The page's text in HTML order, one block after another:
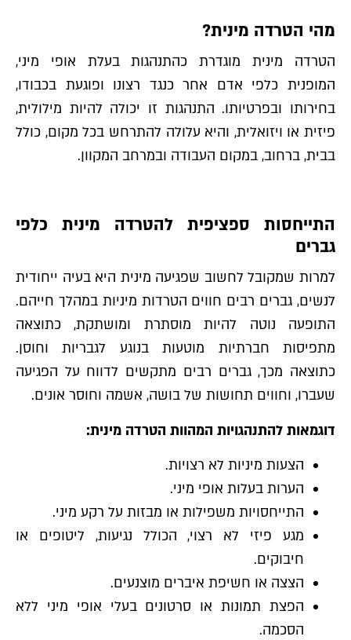
מהי הטרדה מינית?
הטרדה מינית מוגדרת כהתנהגות בעלת אופי מיני,
המופנית כלפי אדם אחר כנגד רצונו ופוגעת בכבודו,
בחירותו ובפרטיותו. התנהגות זו יכולה להיות מילולית,
פיזית או ויזואלית, והיא עלולה להתרחש בכל מקום, כולל
בבית, ברחוב, במקום העבודה ובמרחב המקוון.
התייחסות ספציפית להטרדה מינית כלפי
גברים
למרות שמקובל לחשוב שפגיעה מינית היא בעיה ייחודית
לנשים, גברים רבים חווים הטרדות מיניות במהלך חייהם.
התופעה נוטה להיות מוסתרת ומושתקת, כתוצאה
מתפיסות חברתיות מוטעות בנוגע לגבריות וחוסן.
כתוצאה מכך, גברים רבים מתקשים לדווח על הפגיעה
שעברו, וחווים תחושות של בושה, אשמה וחוסר אונים.
דוגמאות להתנהגויות המהוות הטרדה מינית:
הצעות מיניות לא רצויות.
הערות בעלות אופי מיני.
התייחסויות משפילות או מבזות על רקע מיני.
מגע פיזי לא רצוי, הכולל נגיעות, ליטופים או
חיבוקים.
הצצה או חשיפת איברים מוצנעים.
הפצת תמונות או סרטונים בעלי אופי מיני ללא
הסכמה.